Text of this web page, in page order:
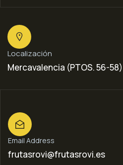
Localización
Mercavalencia (PTOS. 56-
Email Address
frutasrovi@frutasrovi.es